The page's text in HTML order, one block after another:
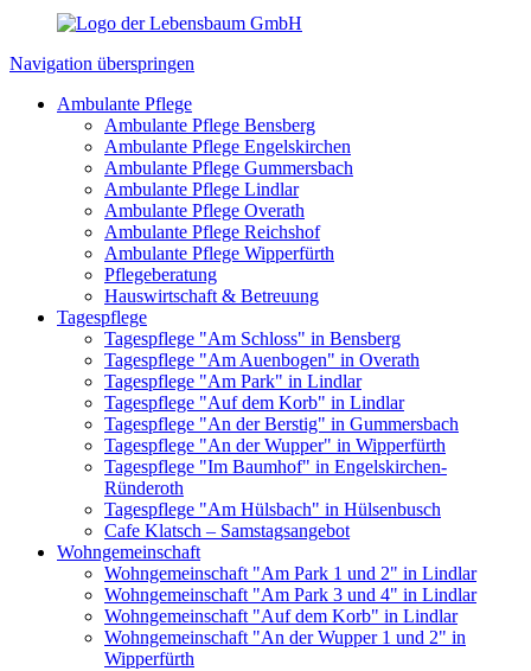
Navigation überspringen
Ambulante Pflege
Ambulante Pflege Bensberg
Ambulante Pflege Engelskirchen
Ambulante Pflege Gummersbach
Ambulante Pflege Lindlar
Ambulante Pflege Overath
Ambulante Pflege Reichshof
Ambulante Pflege Wipperfürth
Pflegeberatung
Hauswirtschaft & Betreuung
Tagespflege
Tagespflege "Am Schloss" in Bensberg
Tagespflege "Am Auenbogen" in Overath
Tagespflege "Am Park" in Lindlar
Tagespflege "Auf dem Korb" in Lindlar
Tagespflege "An der Berstig" in Gummersbach
Tagespflege "An der Wupper" in Wipperfürth
Tagespflege "Im Baumhof" in Engelskirchen-
Ründeroth
Tagespflege "Am Hülsbach" in Hülsenbusch
Cafe Klatsch – Samstagsangebot
Wohngemeinschaft
Wohngemeinschaft "Am Park 1 und 2" in Lindlar
Wohngemeinschaft "Am Park 3 und 4" in Lindlar
Wohngemeinschaft "Auf dem Korb" in Lindlar
Wohngemeinschaft "An der Wupper 1 und 2" in
Wipperfürth